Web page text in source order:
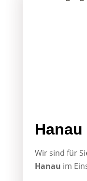
Hanau
Wir sind für
Hanau im